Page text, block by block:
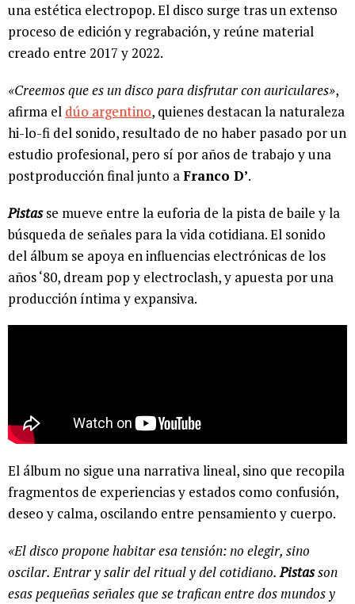
una estética electropop. El disco surge tras un extenso
proceso de edición y regrabación, y reúne material
creado entre 2017 y 2022.
«Creemos que es un disco para disfrutar con auriculares»,
afirma el dúo argentino, quienes destacan la naturaleza
hi-lo-fi del sonido, resultado de no haber pasado por un
estudio profesional, pero sí por años de trabajo y una
postproducción final junto aFranco D’.
Pistasse mueve entre la euforia de la pista de baile y la
búsqueda de señales para la vida cotidiana. El sonido
del álbum se apoya en influencias electrónicas de los
años ‘80, dream pop y electroclash, y apuesta por una
producción íntima y expansiva.
El álbum no sigue una narrativa lineal, sino que recopila
fragmentos de experiencias y estados como confusión,
deseo y calma, oscilando entre pensamiento y cuerpo.
«El disco propone habitar esa tensión: no elegir, sino
oscilar. Entrar y salir del ritual y del cotidiano.Pistasson
esas pequeñas señales que se trafican entre dos mundos y